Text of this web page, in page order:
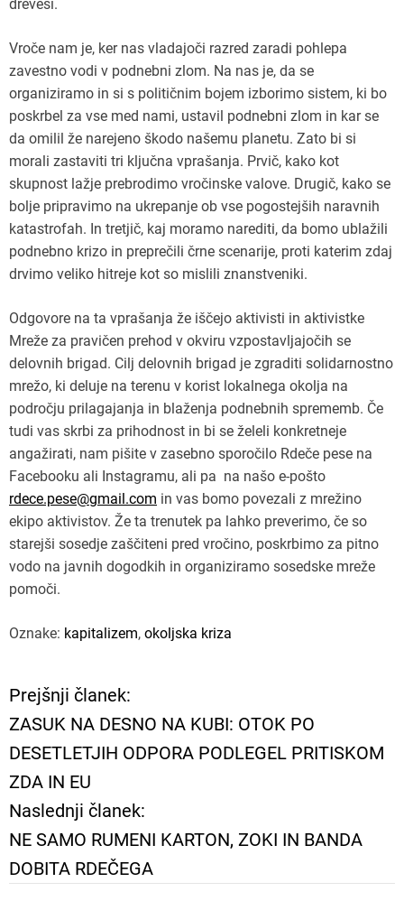
drevesi.
Vroče nam je, ker nas vladajoči razred zaradi pohlepa
zavestno vodi v podnebni zlom. Na nas je, da se
organiziramo in si s političnim bojem izborimo sistem, ki bo
poskrbel za vse med nami, ustavil podnebni zlom in kar se
da omilil že narejeno škodo našemu planetu. Zato bi si
morali zastaviti tri ključna vprašanja. Prvič, kako kot
skupnost lažje prebrodimo vročinske valove. Drugič, kako se
bolje pripravimo na ukrepanje ob vse pogostejših naravnih
katastrofah. In tretjič, kaj moramo narediti, da bomo ublažili
podnebno krizo in preprečili črne scenarije, proti katerim zdaj
drvimo veliko hitreje kot so mislili znanstveniki.
Odgovore na ta vprašanja že iščejo aktivisti in aktivistke
Mreže za pravičen prehod v okviru vzpostavljajočih se
delovnih brigad. Cilj delovnih brigad je zgraditi solidarnostno
mrežo, ki deluje na terenu v korist lokalnega okolja na
področju prilagajanja in blaženja podnebnih sprememb. Če
tudi vas skrbi za prihodnost in bi se želeli konkretneje
angažirati, nam pišite v zasebno sporočilo Rdeče pese na
Facebooku ali Instagramu, ali pa na našo e-pošto
rdece.pese@gmail.com in vas bomo povezali z mrežino
ekipo aktivistov. Že ta trenutek pa lahko preverimo, če so
starejši sosedje zaščiteni pred vročino, poskrbimo za pitno
vodo na javnih dogodkih in organiziramo sosedske mreže
pomoči.
Oznake: kapitalizem, okoljska kriza
N
a
v
i
g
Prejšnji članek:
ZASUK NA DESNO NA KUBI: OTOK PO
DESETLETJIH ODPORA PODLEGEL PRITISKOM
ZDA IN EU
Naslednji članek:
NE SAMO RUMENI KARTON, ZOKI IN BANDA
DOBITA RDEČEGA